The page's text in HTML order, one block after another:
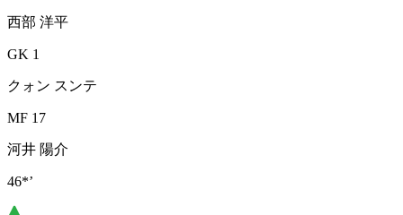
西部 洋平
GK 1
クォン スンテ
MF 17
河井 陽介
46*’